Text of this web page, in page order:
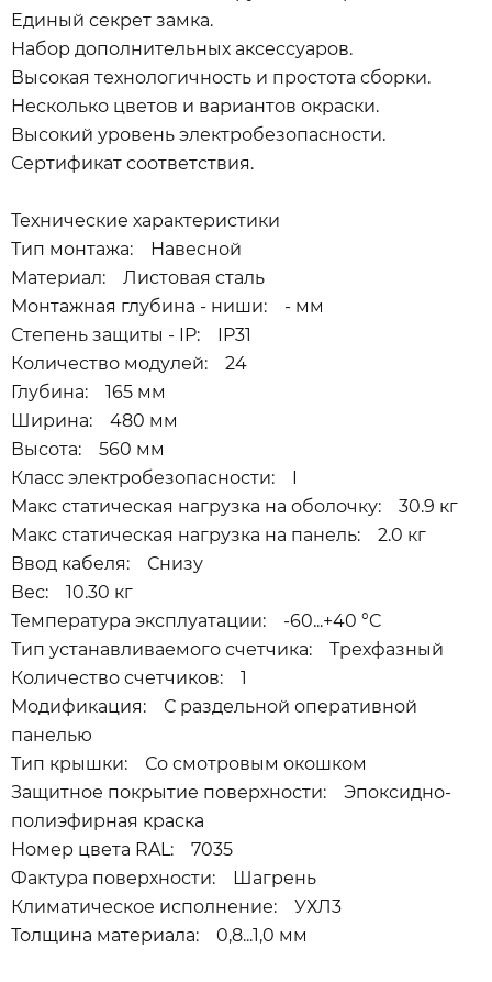
Единый секрет замка.
Набор дополнительных аксессуаров.
Высокая технологичность и простота сборки.
Несколько цветов и вариантов окраски.
Высокий уровень электробезопасности.
Сертификат соответствия.
Технические характеристики
Тип монтажа: Навесной
Материал: Листовая сталь
Монтажная глубина - ниши: - мм
Степень защиты - IP: IP31
Количество модулей: 24
Глубина: 165 мм
Ширина: 480 мм
Высота: 560 мм
Класс электробезопасности: I
Макс статическая нагрузка на оболочку: 30.9 кг
Макс статическая нагрузка на панель: 2.0 кг
Ввод кабеля: Снизу
Вес: 10.30 кг
Температура эксплуатации: -60...+40 °C
Тип устанавливаемого счетчика: Трехфазный
Количество счетчиков: 1
Модификация: С раздельной оперативной
панелью
Тип крышки: Со смотровым окошком
Защитное покрытие поверхности: Эпоксидно-
полиэфирная краска
Номер цвета RAL: 7035
Фактура поверхности: Шагрень
Климатическое исполнение: УХЛ3
Толщина материала: 0,8...1,0 мм